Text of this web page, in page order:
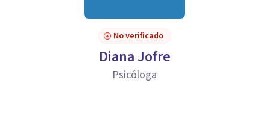
No verificado
Diana Jofre
Psicóloga